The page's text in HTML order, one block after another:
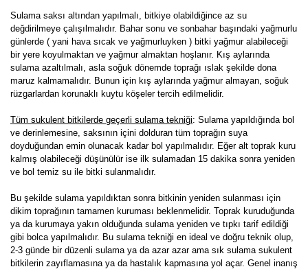
Sulama saksı altından yapılmalı, bitkiye olabildiğince az su
değdirilmeye çalışılmalıdır. Bahar sonu ve sonbahar başındaki yağmurlu
günlerde ( yani hava sıcak ve yağmurluyken ) bitki yağmur alabileceği
bir yere koyulmaktan ve yağmur almaktan hoşlanır. Kış aylarında
sulama azaltılmalı, asla soğuk dönemde toprağı ıslak şekilde dona
maruz kalmamalıdır. Bunun için kış aylarında yağmur almayan, soğuk
rüzgarlardan korunaklı kuytu köşeler tercih edilmelidir.
Tüm sukulent bitkilerde geçerli sulama tekniği: Sulama yapıldığında bol
ve derinlemesine, saksının içini dolduran tüm toprağın suya
doyduğundan emin olunacak kadar bol yapılmalıdır. Eğer alt toprak kuru
kalmış olabileceği düşünülür ise ilk sulamadan 15 dakika sonra yeniden
ve bol temiz su ile bitki sulanmalıdır.
Bu şekilde sulama yapıldıktan sonra bitkinin yeniden sulanması için
dikim toprağının tamamen kuruması beklenmelidir. Toprak kuruduğunda
ya da kurumaya yakın olduğunda sulama yeniden ve tıpkı tarif edildiği
gibi bolca yapılmalıdır. Bu sulama tekniği en ideal ve doğru teknik olup,
2-3 günde bir düzenli sulama ya da azar azar ama sık sulama sukulent
bitkilerin zayıflamasına ya da hastalık kapmasına yol açar. Genel inanış